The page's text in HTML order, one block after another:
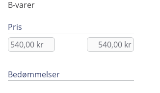
B-varer
Pris
Bedømmelser